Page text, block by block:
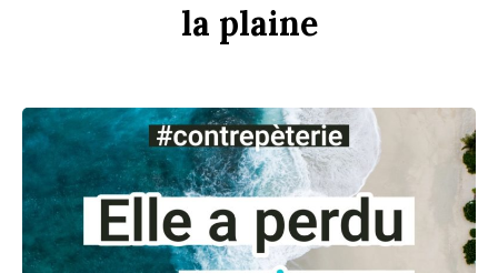
la plaine